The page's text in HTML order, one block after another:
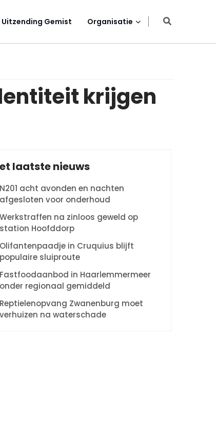
Uitzending Gemist Organisatie
krijgen
laatste nieuws
N201 acht avonden en nachten
afgesloten voor onderhoud
Werkstraffen na zinloos geweld op
station Hoofddorp
Olifantenpaadje in Cruquius blijft
populaire sluiproute
Fastfoodaanbod in Haarlemmermeer
onder regionaal gemiddeld
Reptielenopvang Zwanenburg moet
verhuizen na waterschade